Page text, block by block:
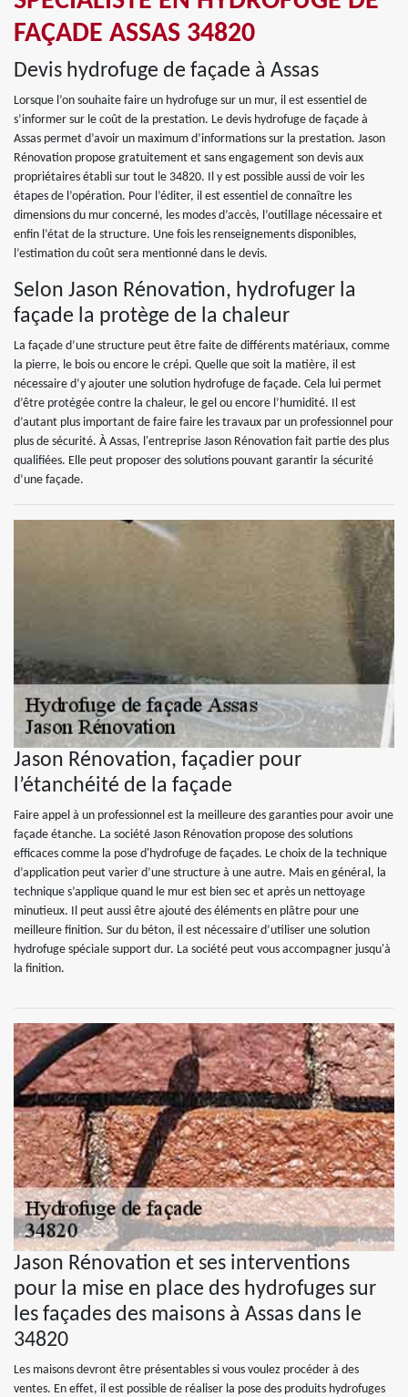
FAÇADE ASSAS 34820
Devis hydrofuge de façade à Assas
Lorsque l’on souhaite faire un hydrofuge sur un mur, il est essentiel de
s’informer sur le coût de la prestation. Le devis hydrofuge de façade à
Assas permet d’avoir un maximum d’informations sur la prestation. Jason
Rénovation propose gratuitement et sans engagement son devis aux
propriétaires établi sur tout le 34820. Il y est possible aussi de voir les
étapes de l’opération. Pour l’éditer, il est essentiel de connaître les
dimensions du mur concerné, les modes d’accès, l’outillage nécessaire et
enfin l’état de la structure. Une fois les renseignements disponibles,
l’estimation du coût sera mentionné dans le devis.
Selon Jason Rénovation, hydrofuger la
façade la protège de la chaleur
La façade d’une structure peut être faite de différents matériaux, comme
la pierre, le bois ou encore le crépi. Quelle que soit la matière, il est
nécessaire d’y ajouter une solution hydrofuge de façade. Cela lui permet
d’être protégée contre la chaleur, le gel ou encore l’humidité. Il est
d’autant plus important de faire faire les travaux par un professionnel pour
plus de sécurité. À Assas, l'entreprise Jason Rénovation fait partie des plus
qualifiées. Elle peut proposer des solutions pouvant garantir la sécurité
d’une façade.
Jason Rénovation, façadier pour
l’étanchéité de la façade
Faire appel à un professionnel est la meilleure des garanties pour avoir une
façade étanche. La société Jason Rénovation propose des solutions
efficaces comme la pose d'hydrofuge de façades. Le choix de la technique
d’application peut varier d’une structure à une autre. Mais en général, la
technique s’applique quand le mur est bien sec et après un nettoyage
minutieux. Il peut aussi être ajouté des éléments en plâtre pour une
meilleure finition. Sur du béton, il est nécessaire d’utiliser une solution
hydrofuge spéciale support dur. La société peut vous accompagner jusqu'à
la finition.
Jason Rénovation et ses interventions
pour la mise en place des hydrofuges sur
les façades des maisons à Assas dans le
34820
Les maisons devront être présentables si vous voulez procéder à des
ventes. En effet, il est possible de réaliser la pose des produits hydrofuges